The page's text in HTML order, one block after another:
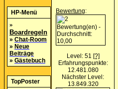
HP-Menü
»
Boardregeln
» Chat-Room
» Neue
Beiträge
» Gästebuch
TopPoster
Bewertung:
Level: 51 [?]
Erfahrungspunkte:
12.481.080
Nächster Level:
13.849.320